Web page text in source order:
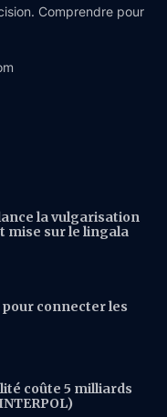
Comprendre pour
la vulgarisation
mise sur le lingala
pour connecter les
coûte 5 milliards